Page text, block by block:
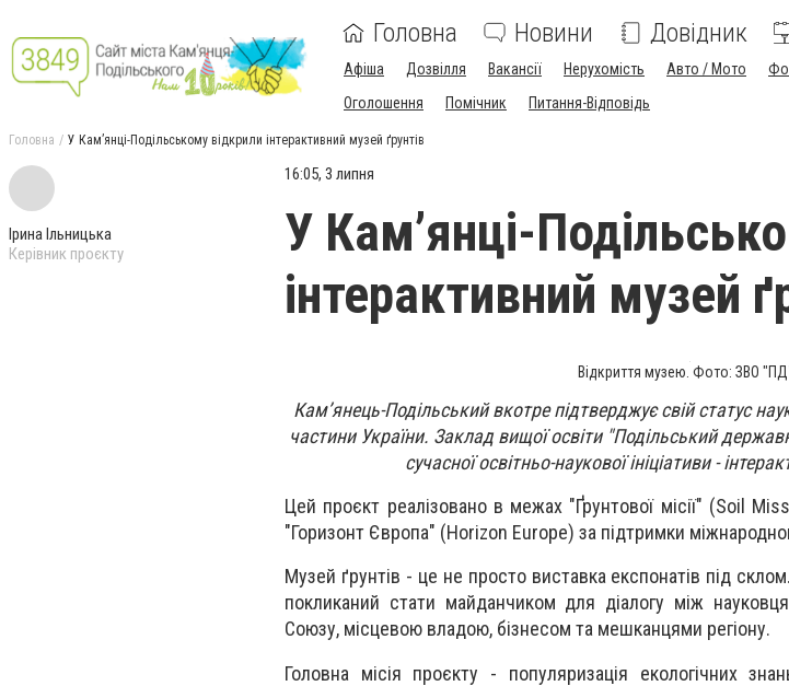
Головна Новини Довідник
Афіша Дозвілля Вакансії Нерухомість Авто / Мото
Оголошення
Помічник Питання-Відповідь
Головна У Кам’янці-Подільському відкрили інтерактивний музей ґрунтів
Ірина Ільницька
Керівник проєкту
16:05, 3 липня
У Кам’янці-
інтерактивний музей
Відкриття музею. Фото: ЗВО
Кам’янець-Подільський вкотре підтверджує свій статус
частини України. Заклад вищої освіти "Подільський
сучасної освітньо-наукової ініціативи -
Цей проєкт реалізовано в межах "Ґрунтової місії" (Soil
"Горизонт Європа" (Horizon Europe) за підтримки
Музей ґрунтів - це не просто виставка експонатів під
покликаний стати майданчиком для діалогу між
Союзу, місцевою владою, бізнесом та мешканцями регіону.
Головна місія проєкту - популяризація екологічних